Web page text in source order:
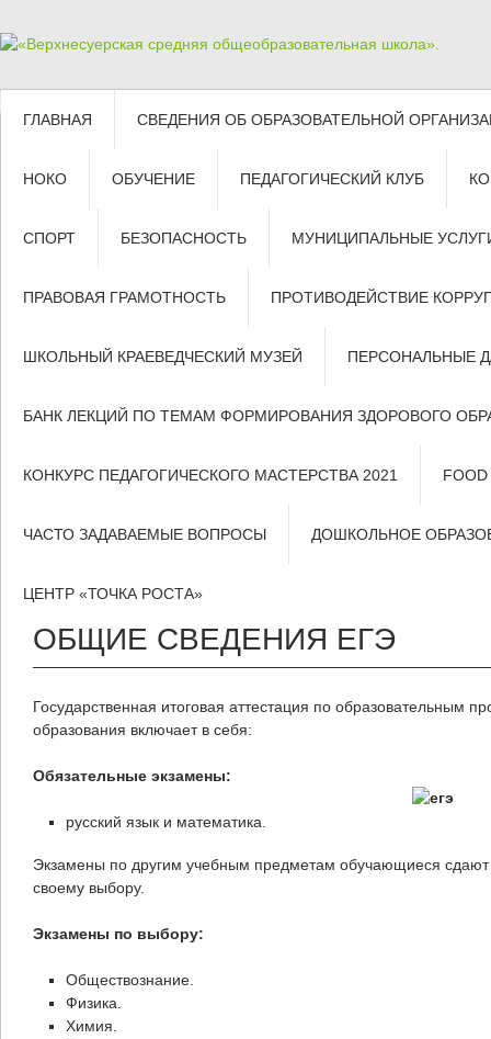
ГЛАВНАЯ СВЕДЕНИЯ ОБ ОБРАЗОВАТЕЛЬНОЙ
НОКО ОБУЧЕНИЕ ПЕДАГОГИЧЕСКИЙ КЛУБ
СПОРТ БЕЗОПАСНОСТЬ МУНИЦИПАЛЬНЫЕ
ПРАВОВАЯ ГРАМОТНОСТЬ ПРОТИВОДЕЙСТВИЕ
ШКОЛЬНЫЙ КРАЕВЕДЧЕСКИЙ МУЗЕЙ ПЕРСОНАЛЬНЫЕ
БАНК ЛЕКЦИЙ ПО ТЕМАМ ФОРМИРОВАНИЯ ЗДОРОВОГО
КОНКУРС ПЕДАГОГИЧЕСКОГО МАСТЕРСТВА 2021 FOOD
ЧАСТО ЗАДАВАЕМЫЕ ВОПРОСЫ ДОШКОЛЬНОЕ
ЦЕНТР «ТОЧКА РОСТА»
ОБЩИЕ СВЕДЕНИЯ ЕГЭ
Государственная итоговая аттестация по образовательным
образования включает в себя:
Обязательные экзамены:
русский язык и математика.
Экзамены по другим учебным предметам обучающиеся
своему выбору.
Экзамены по выбору:
Обществознание.
Физика.
Химия.